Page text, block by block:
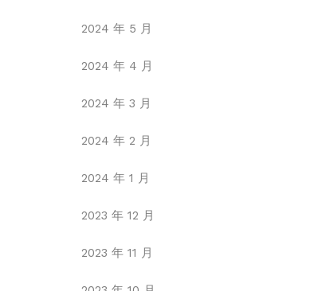
2024 年 5 月
2024 年 4 月
2024 年 3 月
2024 年 2 月
2024 年 1 月
2023 年 12 月
2023 年 11 月